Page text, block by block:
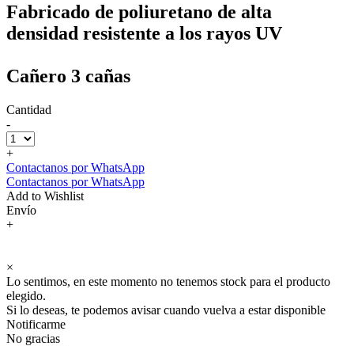
Fabricado de poliuretano de alta
densidad resistente a los rayos UV
Cañero 3 cañas
Cantidad
-
+
Contactanos por WhatsApp
Contactanos por WhatsApp
Add to Wishlist
Envío
+
×
Lo sentimos, en este momento no tenemos stock para el producto
elegido.
Si lo deseas, te podemos avisar cuando vuelva a estar disponible
Notificarme
No gracias